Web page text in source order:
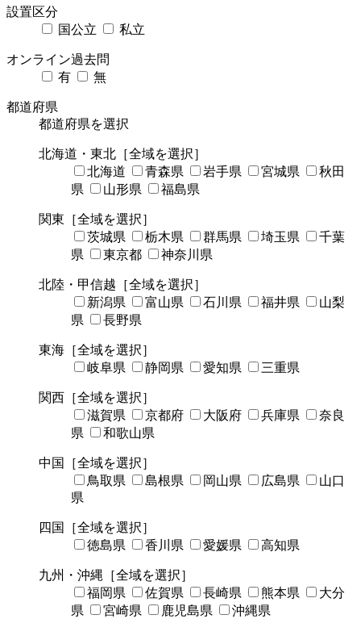
設置区分
国公立
私立
オンライン過去問
有
無
都道府県
都道府県を選択
北海道・東北 ［全域を選択］
北海道
青森県 岩手県 宮城県
秋田
県
山形県 福島県
関東 ［全域を選択］
茨城県
栃木県 群馬県 埼玉県
千葉
県
東京都 神奈川県
北陸・甲信越 ［全域を選択］
新潟県
富山県 石川県 福井県
山梨
県
長野県
東海 ［全域を選択］
岐阜県
静岡県 愛知県 三重県
関西 ［全域を選択］
滋賀県
京都府 大阪府 兵庫県
奈良
県
和歌山県
中国
［全域を選択］
鳥取県
島根県 岡山県 広島県
山口
県
四国
［全域を選択］
徳島県
香川県 愛媛県 高知県
九州・沖縄 ［全域を選択］
福岡県
佐賀県 長崎県 熊本県
大分
県
宮崎県 鹿児島県 沖縄県